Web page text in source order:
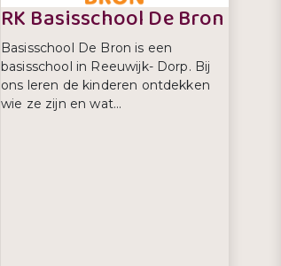
RK Basisschool De Bron
Basisschool De Bron is een
basisschool in Reeuwijk- Dorp. Bij
ons leren de kinderen ontdekken
wie ze zijn en wat...